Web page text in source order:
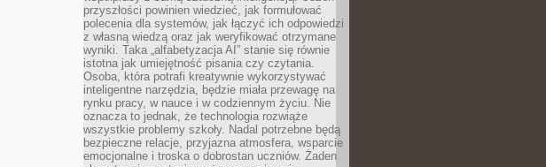
przyszłości powinien wiedzieć, jak formułować
polecenia dla systemów, jak łączyć ich odpowiedzi
z własną wiedzą oraz jak weryfikować otrzymane
wyniki. Taka „alfabetyzacja AI” stanie się równie
istotna jak umiejętność pisania czy czytania.
Osoba, która potrafi kreatywnie wykorzystywać
inteligentne narzędzia, będzie miała przewagę na
rynku pracy, w nauce i w codziennym życiu. Nie
oznacza to jednak, że technologia rozwiąże
wszystkie problemy szkoły. Nadal potrzebne będą
bezpieczne relacje, przyjazna atmosfera, wsparcie
emocjonalne i troska o dobrostan uczniów. Żaden